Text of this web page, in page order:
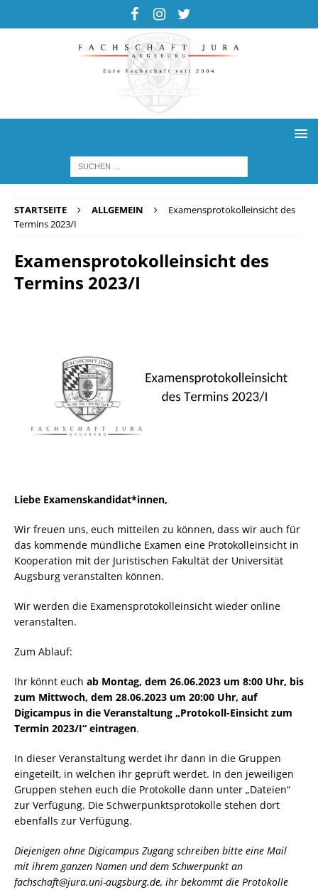
STARTSEITE ALLGEMEIN
Examensprotokolleinsicht des
Termins 2023/I
Examensprotokolleinsicht des
Termins 2023/I
Liebe Examenskandidat*innen,
Wir freuen uns, euch mitteilen zu können, dass wir auch für
das kommende mündliche Examen eine Protokolleinsicht in
Kooperation mit der Juristischen Fakultät der Universität
Augsburg veranstalten können.
Wir werden die Examensprotokolleinsicht wieder online
veranstalten.
Zum Ablauf:
Ihr könnt euch ab Montag, dem 26.06.2023 um 8:00 Uhr, bis
zum Mittwoch, dem 28.06.2023 um 20:00 Uhr, auf
Digicampus in die Veranstaltung „Protokoll-Einsicht zum
Termin 2023/I“ eintragen.
In dieser Veranstaltung werdet ihr dann in die Gruppen
eingeteilt, in welchen ihr geprüft werdet. In den jeweiligen
Gruppen stehen euch die Protokolle dann unter „Dateien“
zur Verfügung. Die Schwerpunktsprotokolle stehen dort
ebenfalls zur Verfügung.
Diejenigen ohne Digicampus Zugang schreiben bitte eine Mail
mit ihrem ganzen Namen und dem Schwerpunkt an
fachschaft@jura.uni-augsburg.de, ihr bekommt die Protokolle